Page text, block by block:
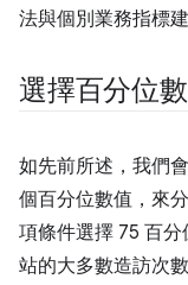
法與個別業務指標建
選擇百分位數
如先前所述，我們
個百分位數值，來
項條件選擇 75 百
站的大多數造訪次